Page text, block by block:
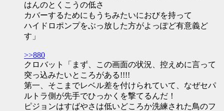
はんのとくこうの低さ
カバーするためにもうちみたいにおびを持って
ハイドロポンプをぶっ放した方がよっぽど有意義ど
す」
>>880
クロバット「まず、この画面の状況、控えめに言って
突っ込みたいところがある!!!!
第一、そこまでレベル差を付けられていて、なぜセパ
ルトラ側が先手でひっかくを撃てるんだ！
ピジョンはすばやさは低いどころか洗練された鳥のフ